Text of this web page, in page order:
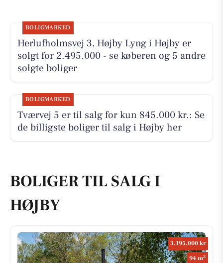
BOLIGMARKED
Herlufholmsvej 3, Højby Lyng i Højby er
solgt for 2.495.000 - se køberen og 5 andre
solgte boliger
BOLIGMARKED
Tværvej 5 er til salg for kun 845.000 kr.: Se
de billigste boliger til salg i Højby her
BOLIGER TIL SALG I
HØJBY
3.195.000 kr
94 m2